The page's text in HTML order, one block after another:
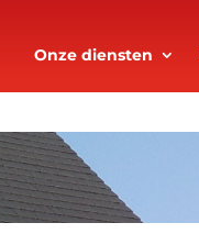
Onze diensten